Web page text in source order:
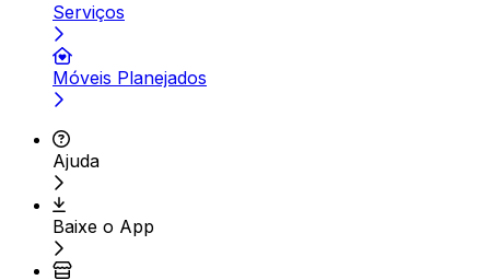
Serviços
Móveis Planejados
Ajuda
Baixe o App